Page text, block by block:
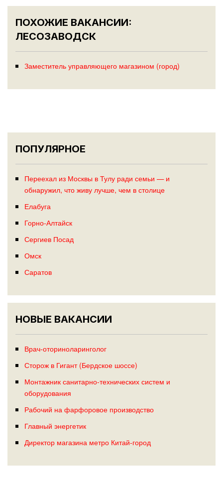
ПОХОЖИЕ ВАКАНСИИ:
ЛЕСОЗАВОДСК
Заместитель управляющего магазином (город)
ПОПУЛЯРНОЕ
Переехал из Москвы в Тулу ради семьи — и
обнаружил, что живу лучше, чем в столице
Елабуга
Горно-Алтайск
Сергиев Посад
Омск
Саратов
НОВЫЕ ВАКАНСИИ
Врач-оториноларинголог
Сторож в Гигант (Бердское шоссе)
Монтажник санитарно-технических систем и
оборудования
Рабочий на фарфоровое производство
Главный энергетик
Директор магазина метро Китай-город